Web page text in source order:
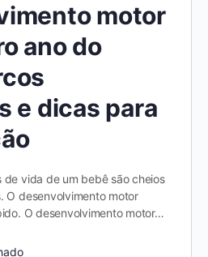
motor
ano do
e dicas para
de vida de um bebê são cheios
O desenvolvimento motor
O desenvolvimento motor…